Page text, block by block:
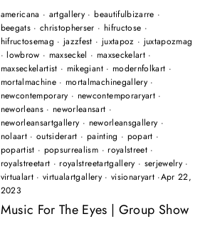
americana · artgallery ·beautifulbizarre ·
beegats ·christopherser · hifructose ·
hifructosemag ·jazzfest · juxtapoz · juxtapozmag
· lowbrow · maxseckel · maxseckelart·
maxseckelartist · mikegiant· modernfolkart ·
mortalmachine · mortalmachinegallery·
newcontemporary · newcontemporaryart·
neworleans · neworleansart ·
neworleansartgallery · neworleansgallery ·
nolaart ·outsiderart · painting · popart ·
popartist · popsurrealism · royalstreet·
royalstreetart · royalstreetartgallery · serjewelry ·
virtualart ·virtualartgallery· visionaryart ·Apr 22,
2023
Music For The Eyes | Group Show